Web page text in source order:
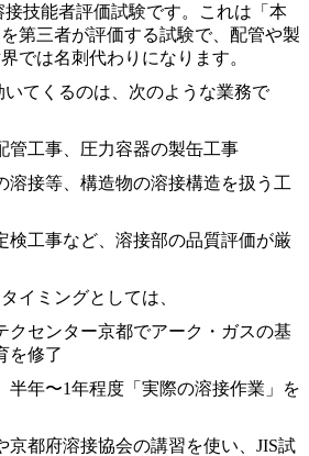
接技能者評価試験です。これは「本
第三者が評価する試験で、配管や製
では名刺代わりになります。
いてくるのは、次のような業務で
管工事、圧力容器の製缶工事
溶接等、構造物の溶接構造を扱う工
検工事など、溶接部の品質評価が厳
イミングとしては、
クセンター京都でアーク・ガスの基
を修了
半年〜1年程度「実際の溶接作業」を
京都府溶接協会の講習を使い、JIS試